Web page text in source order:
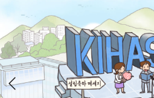
키워드로 보는 연구 역
간행물 변천사
기록물 아카이브
사진 아카이브 문서 기록물 행